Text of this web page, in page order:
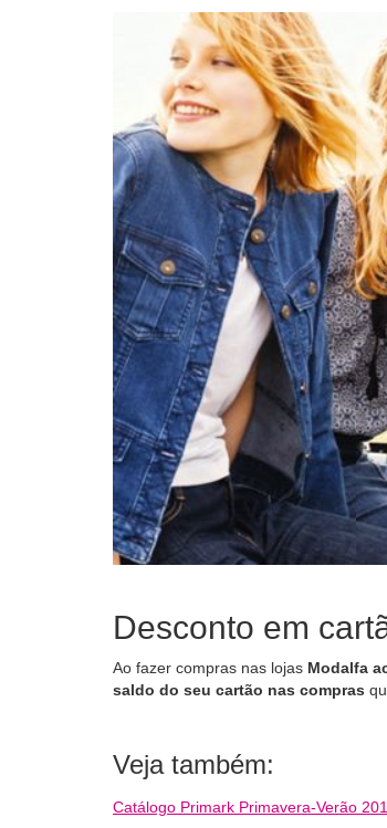
Desconto em
Ao fazer compras nas lojas Modalfa
saldo do seu cartão nas compras
Veja também:
Catálogo Primark Primavera-Verão